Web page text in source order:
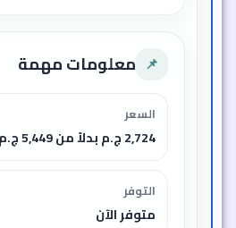
📌 معلومات مهمة
السعر
2,724 ج.م بدلاً من 5,449 ج.م (خصم 50%)
التوفر
متوفر الآن